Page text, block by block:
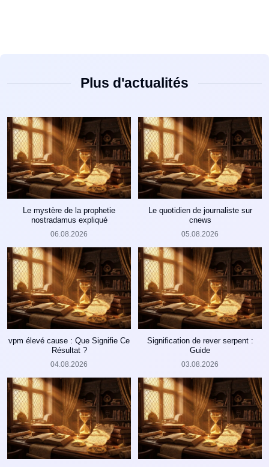
Plus d'actualités
Le mystère de la prophetie
nostradamus expliqué
06.08.2026
Le quotidien de journaliste sur
cnews
05.08.2026
vpm élevé cause : Que Signifie Ce
Résultat ?
04.08.2026
Signification de rever serpent :
Guide
03.08.2026